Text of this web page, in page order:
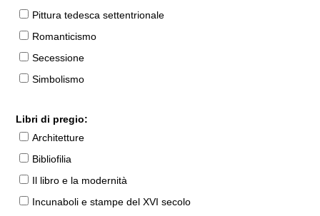
Pittura tedesca settentrionale
Romanticismo
Secessione
Simbolismo
Libri di pregio:
Architetture
Bibliofilia
Il libro e la modernità
Incunaboli e stampe del XVI secolo